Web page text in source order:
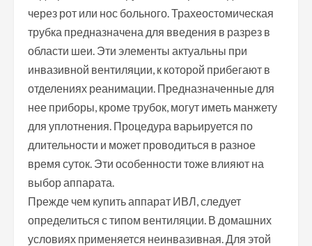
через рот или нос больного. Трахеостомическая
трубка предназначена для введения в разрез в
области шеи. Эти элементы актуальны при
инвазивной вентиляции, к которой прибегают в
отделениях реанимации. Предназначенные для
нее приборы, кроме трубок, могут иметь манжету
для уплотнения. Процедура варьируется по
длительности и может проводиться в разное
время суток. Эти особенности тоже влияют на
выбор аппарата.
Прежде чем купить аппарат ИВЛ, следует
определиться с типом вентиляции. В домашних
условиях применяется неинвазивная. Для этой